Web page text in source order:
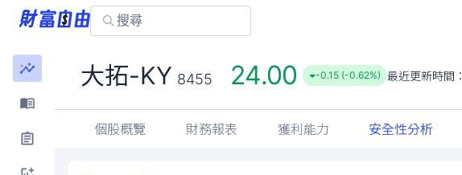
大拓-KY 8455 24.00 -0.15 (-0.62%) 最近更新時間：
個股概覽 財務報表 獲利能力 安全性分析